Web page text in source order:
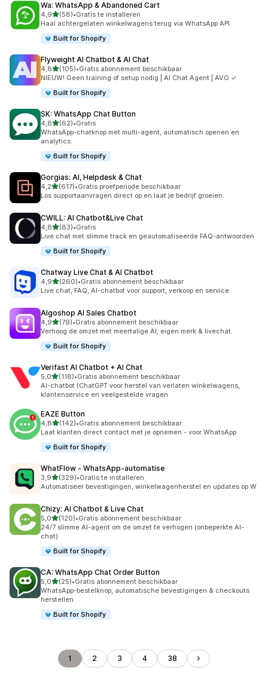
Wa: WhatsApp & Abandoned Cart
4,9van 5 sterren
(58)
58 recensies in totaal
•Gratis te installeren
Haal achtergelaten winkelwagens terug via WhatsApp API
Built for Shopify
Flyweight AI Chatbot & AI Chat
4,8van 5 sterren
(105)
105 recensies in totaal
•Gratis abonnement beschikbaar
NIEUW! Geen training of setup nodig | AI Chat Agent | AVG ✓
Built for Shopify
SK: WhatsApp Chat Button
4,8van 5 sterren
(62)
62 recensies in totaal
•Gratis
WhatsApp-chatknop met multi-agent, automatisch openen en
analytics.
Built for Shopify
Gorgias: AI, Helpdesk & Chat
4,2van 5 sterren
(617)
617 recensies in totaal
•Gratis proefperiode beschikbaar
Los supportaanvragen direct op en laat je bedrijf groeien.
CWILL: AI Chatbot&Live Chat
4,8van 5 sterren
(83)
83 recensies in totaal
•Gratis
Live chat met slimme track en geautomatiseerde FAQ-antwoorden
Built for Shopify
Chatway Live Chat & AI Chatbot
4,9van 5 sterren
(260)
260 recensies in totaal
•Gratis abonnement beschikbaar
Live chat, FAQ, AI-chatbot voor support, verkoop en service
Algoshop AI Sales Chatbot
4,9van 5 sterren
(79)
79 recensies in totaal
•Gratis abonnement beschikbaar
Verhoog de omzet met meertalige AI, eigen merk & livechat.
Built for Shopify
Verifast AI Chatbot + AI Chat
5,0van 5 sterren
(118)
118 recensies in totaal
•Gratis abonnement beschikbaar
AI-chatbot (ChatGPT voor herstel van verlaten winkelwagens,
klantenservice en veelgestelde vragen
EAZE Button
4,8van 5 sterren
(142)
142 recensies in totaal
•Gratis abonnement beschikbaar
Laat klanten direct contact met je opnemen - voor WhatsApp
Built for Shopify
WhatFlow ‑ WhatsApp‑automatise
3,9van 5 sterren
(329)
329 recensies in totaal
•Gratis te installeren
Automatiseer bevestigingen, winkelwagenherstel en updates op W
Chizy: AI Chatbot & Live Chat
5,0van 5 sterren
(120)
120 recensies in totaal
•Gratis abonnement beschikbaar
24/7 slimme AI-agent om de omzet te verhogen (onbeperkte AI-
chat)
Built for Shopify
CA: WhatsApp Chat Order Button
5,0van 5 sterren
(25)
25 recensies in totaal
•Gratis abonnement beschikbaar
WhatsApp-bestelknop, automatische bevestigingen & checkouts
herstellen
Built for Shopify
1 2 3 4 38